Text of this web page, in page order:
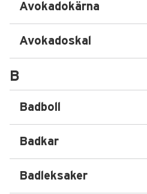
Avokadokärna
Avokadoskal
B
Badboll
Badkar
Badleksaker